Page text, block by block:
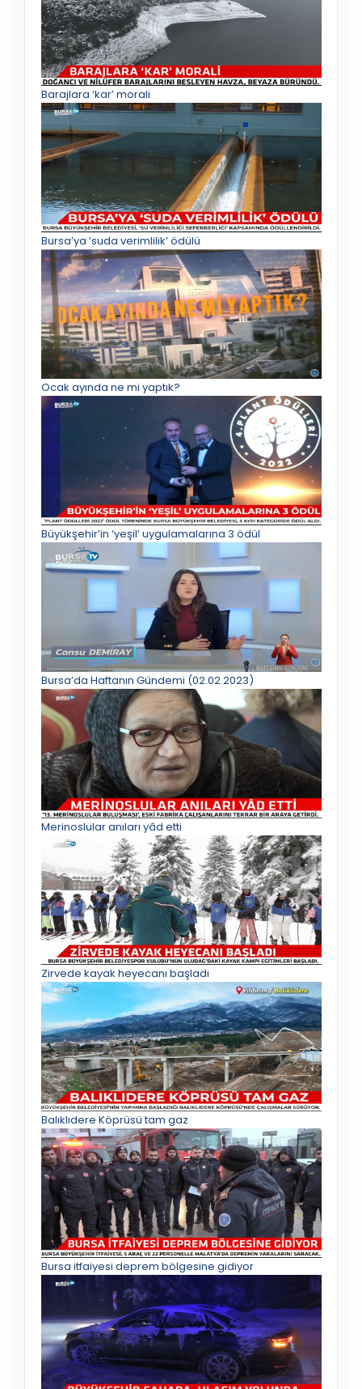
Barajlara ‘kar’ morali
Bursa’ya ‘suda verimlilik’ ödülü
Ocak ayında ne mi yaptık?
Büyükşehir’in ‘yeşil’ uygulamalarına 3 ödül
Bursa’da Haftanın Gündemi (02.02.2023)
Merinoslular anıları yâd etti
Zirvede kayak heyecanı başladı
Balıklıdere Köprüsü tam gaz
Bursa itfaiyesi deprem bölgesine gidiyor